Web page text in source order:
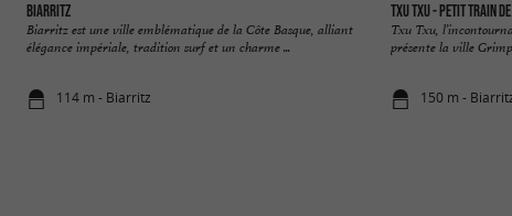
Biarritz
Biarritz est une ville emblématique de la Côte Basque, alliant
élégance impériale, tradition surf et un charme ...
114 m - Biarritz
TXU TXU - Petit Train
Txu Txu,
présente la ville
150 m -